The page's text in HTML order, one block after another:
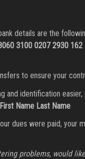
details are the
3100 0207 2930 162
to ensure your
and identification
Name Last Name
dues were paid, your
problems, would